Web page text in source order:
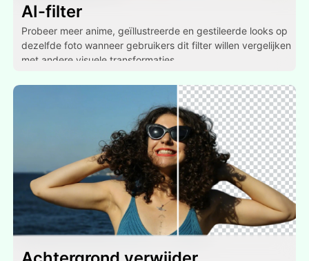
AI-filter
Probeer meer anime, geïllustreerde en gestileerde looks op
dezelfde foto wanneer gebruikers dit filter willen vergelijken
met andere visuele transformaties.